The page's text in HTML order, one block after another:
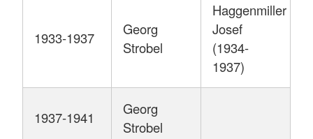
1933-1937
Georg
Strobel
Haggenmiller
Josef
(1934-
1937)
1937-1941
Georg
Strobel